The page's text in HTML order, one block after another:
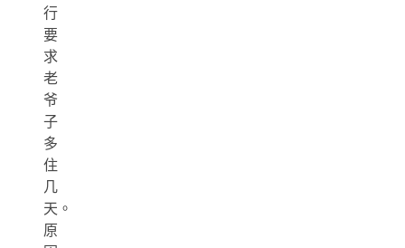
行
要
求
老
爷
子
多
住
几
天。
原